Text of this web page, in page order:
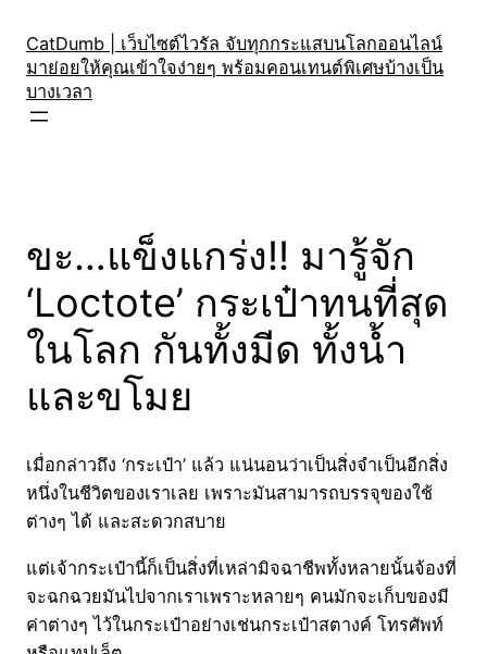
content
CatDumb | เว็บไซต์ไวรัล จับทุกกระแสบนโลกออนไลน์
มาย่อยให้คุณเข้าใจง่ายๆ พร้อมคอนเทนต์พิเศษบ้างเป็น
บางเวลา
ขะ…แข็งแกร่ง!! มารู้จัก
‘Loctote’ กระเป๋าทนที่สุด
ในโลก กันทั้งมีด ทั้งน้ำ
และขโมย
เมื่อกล่าวถึง ‘กระเป๋า’ แล้ว แน่นอนว่าเป็นสิ่งจำเป็นอีกสิ่ง
หนึ่งในชีวิตของเราเลย เพราะมันสามารถบรรจุของใช้
ต่างๆ ได้ และสะดวกสบาย
แต่เจ้ากระเป๋านี้ก็เป็นสิ่งที่เหล่ามิจฉาชีพทั้งหลายนั้นจ้องที่
จะฉกฉวยมันไปจากเราเพราะหลายๆ คนมักจะเก็บของมี
ค่าต่างๆ ไว้ในกระเป๋าอย่างเช่นกระเป๋าสตางค์ โทรศัพท์